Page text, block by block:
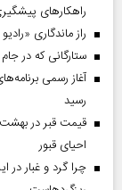
راهکارهای
راز ماندگاری
ستارگانی که در جام جهانی ۲۰۲۶
رسید
احیای قبور
چرا گرد و غبار در